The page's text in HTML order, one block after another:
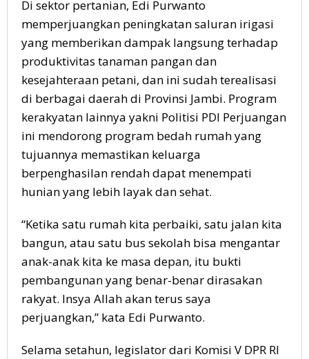
Di sektor pertanian, Edi Purwanto
memperjuangkan peningkatan saluran irigasi
yang memberikan dampak langsung terhadap
produktivitas tanaman pangan dan
kesejahteraan petani, dan ini sudah terealisasi
di berbagai daerah di Provinsi Jambi. Program
kerakyatan lainnya yakni Politisi PDI Perjuangan
ini mendorong program bedah rumah yang
tujuannya memastikan keluarga
berpenghasilan rendah dapat menempati
hunian yang lebih layak dan sehat.
“Ketika satu rumah kita perbaiki, satu jalan kita
bangun, atau satu bus sekolah bisa mengantar
anak-anak kita ke masa depan, itu bukti
pembangunan yang benar-benar dirasakan
rakyat. Insya Allah akan terus saya
perjuangkan,” kata Edi Purwanto.
Selama setahun, legislator dari Komisi V DPR RI